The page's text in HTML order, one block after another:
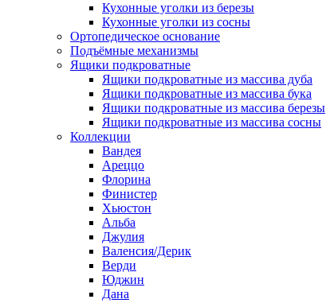
Кухонные уголки из березы
Кухонные уголки из сосны
Ортопедическое основание
Подъёмные механизмы
Ящики подкроватные
Ящики подкроватные из массива дуба
Ящики подкроватные из массива бука
Ящики подкроватные из массива березы
Ящики подкроватные из массива сосны
Коллекции
Вандея
Ареццо
Флорина
Финистер
Хьюстон
Альба
Джулия
Валенсия/Дерик
Верди
Юджин
Дана